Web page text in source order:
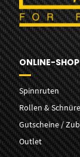
ONLINE-SHOP
Spinnruten
Rollen & Schnüre
Gutscheine /
Outlet